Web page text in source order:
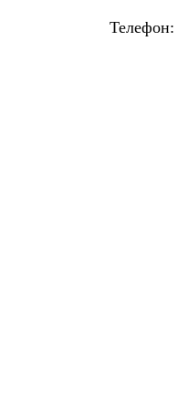
Телефон: